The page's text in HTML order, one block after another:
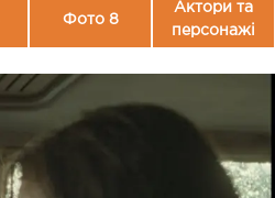
Фото 8
Актори та
персонажі